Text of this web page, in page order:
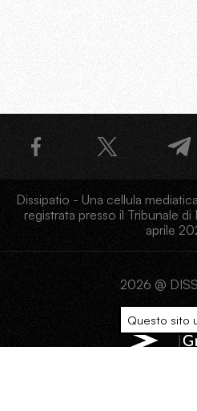
Dissipatio - Una cellula
registrata presso il Tribunale
aprile
2026 @
Questo sito